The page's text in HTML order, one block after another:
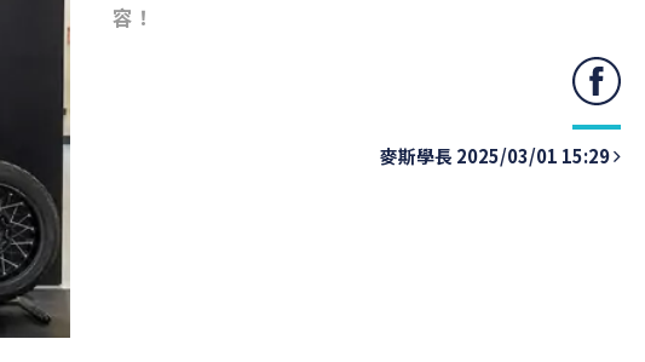
容！
麥斯學長 2025/03/01 15:29